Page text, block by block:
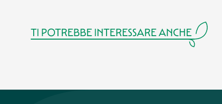
TI POTREBBE INTERESSARE ANCHE